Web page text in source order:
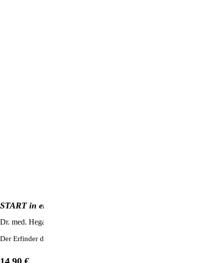
START in ein neues Therapiezeitalter
Dr. med. Hegall Vollert
Der Erfinder der Bion-Pads erklärt in verständlicher Sprache die